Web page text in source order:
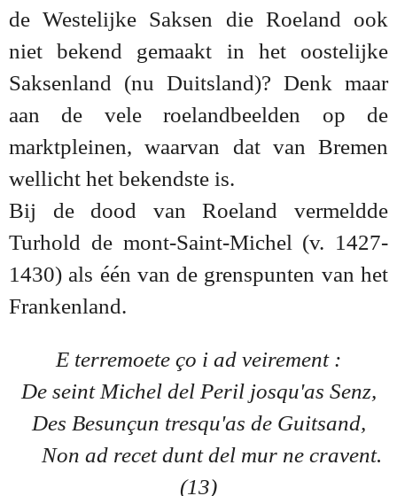
de Westelijke Saksen die Roeland ook
niet bekend gemaakt in het oostelijke
Saksenland (nu Duitsland)? Denk maar
aan de vele roelandbeelden op de
marktpleinen, waarvan dat van Bremen
wellicht het bekendste is.
Bij de dood van Roeland vermeldde
Turhold de mont-Saint-Michel (v. 1427-
1430) als één van de grenspunten van het
Frankenland.
E terremoete ço i ad veirement :
De seint Michel del Peril josqu'as Senz,
Des Besunçun tresqu'as de Guitsand,
Non ad recet dunt del mur ne cravent.
(13)